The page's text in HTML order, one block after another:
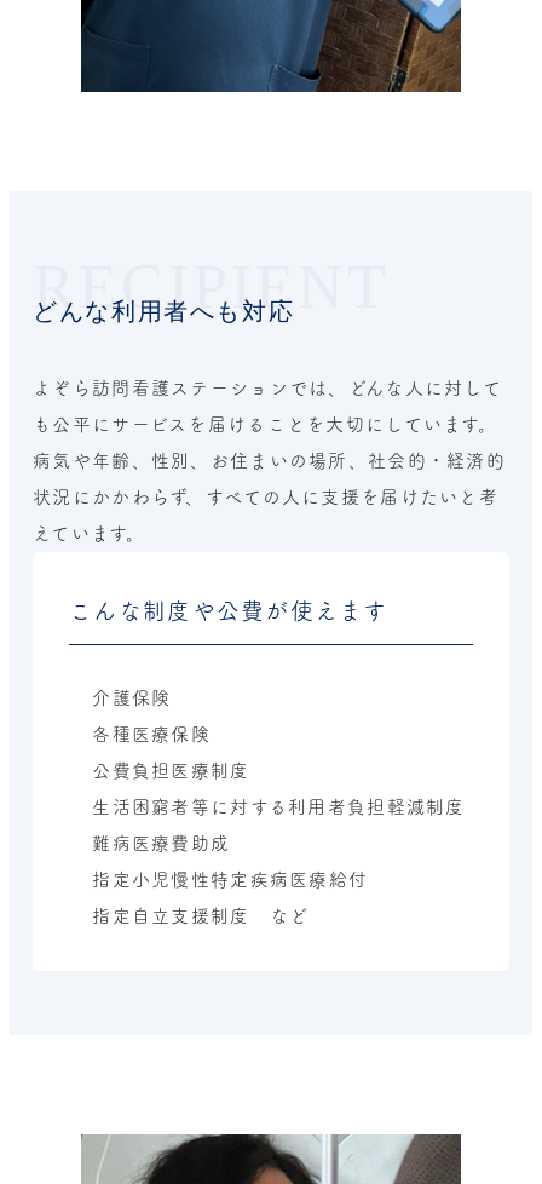
RECIPIENT
どんな利用者へも対応
よぞら訪問看護ステーションでは、どんな人に対して
も公平にサービスを届けることを大切にしています。
病気や年齢、性別、お住まいの場所、社会的・経済的
状況にかかわらず、すべての人に支援を届けたいと考
えています。
こんな制度や公費が使えます
介護保険
各種医療保険
公費負担医療制度
生活困窮者等に対する利用者負担軽減制度
難病医療費助成
指定小児慢性特定疾病医療給付
指定自立支援制度 など